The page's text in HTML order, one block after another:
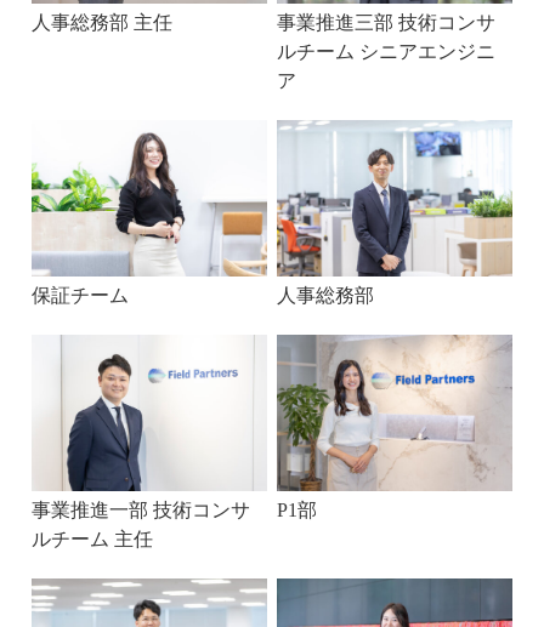
人事総務部 主任
事業推進三部 技術コンサ
ルチーム シニアエンジニ
ア
保証チーム 人事総務部
事業推進一部 技術コンサ
ルチーム 主任
P1部